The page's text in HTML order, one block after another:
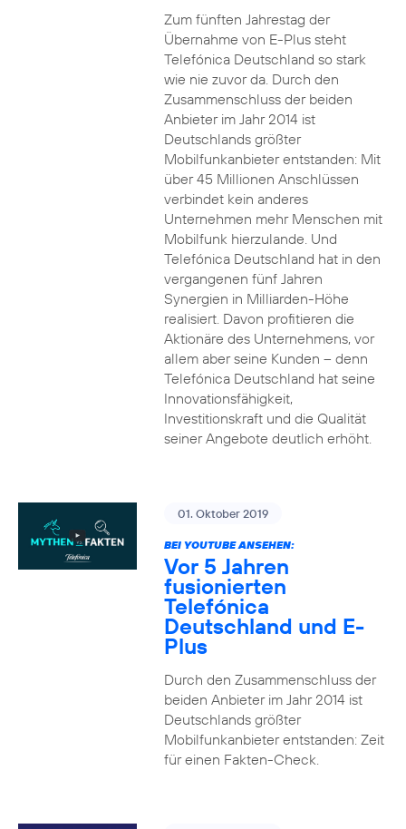
Zum fünften Jahrestag der
Übernahme von E-Plus steht
Telefónica Deutschland so stark
wie nie zuvor da. Durch den
Zusammenschluss der beiden
Anbieter im Jahr 2014 ist
Deutschlands größter
Mobilfunkanbieter entstanden: Mit
über 45 Millionen Anschlüssen
verbindet kein anderes
Unternehmen mehr Menschen mit
Mobilfunk hierzulande. Und
Telefónica Deutschland hat in den
vergangenen fünf Jahren
Synergien in Milliarden-Höhe
realisiert. Davon profitieren die
Aktionäre des Unternehmens, vor
allem aber seine Kunden – denn
Telefónica Deutschland hat seine
Innovationsfähigkeit,
Investitionskraft und die Qualität
seiner Angebote deutlich erhöht.
01. Oktober 2019
BEI YOUTUBE ANSEHEN:
Vor 5 Jahren
fusionierten
Telefónica
Deutschland und E-
Plus
Durch den Zusammenschluss der
beiden Anbieter im Jahr 2014 ist
Deutschlands größter
Mobilfunkanbieter entstanden: Zeit
für einen Fakten-Check.